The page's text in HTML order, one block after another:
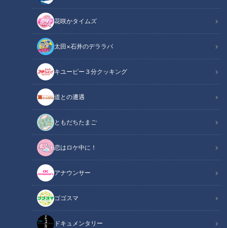
花咲かタイムズ
太田×石井のデララバ
キユーピー３分クッキング
道との遭遇
ともだちたまご
恋はロケ中に！
アナウンサー
ゴゴスマ
ドキュメンタリー
石井亮次の華麗なる交友関係。マツコ、古舘の次に狙うのは？
この記事の画像